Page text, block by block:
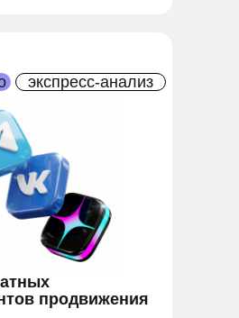
продвижения
экспресс-анализ